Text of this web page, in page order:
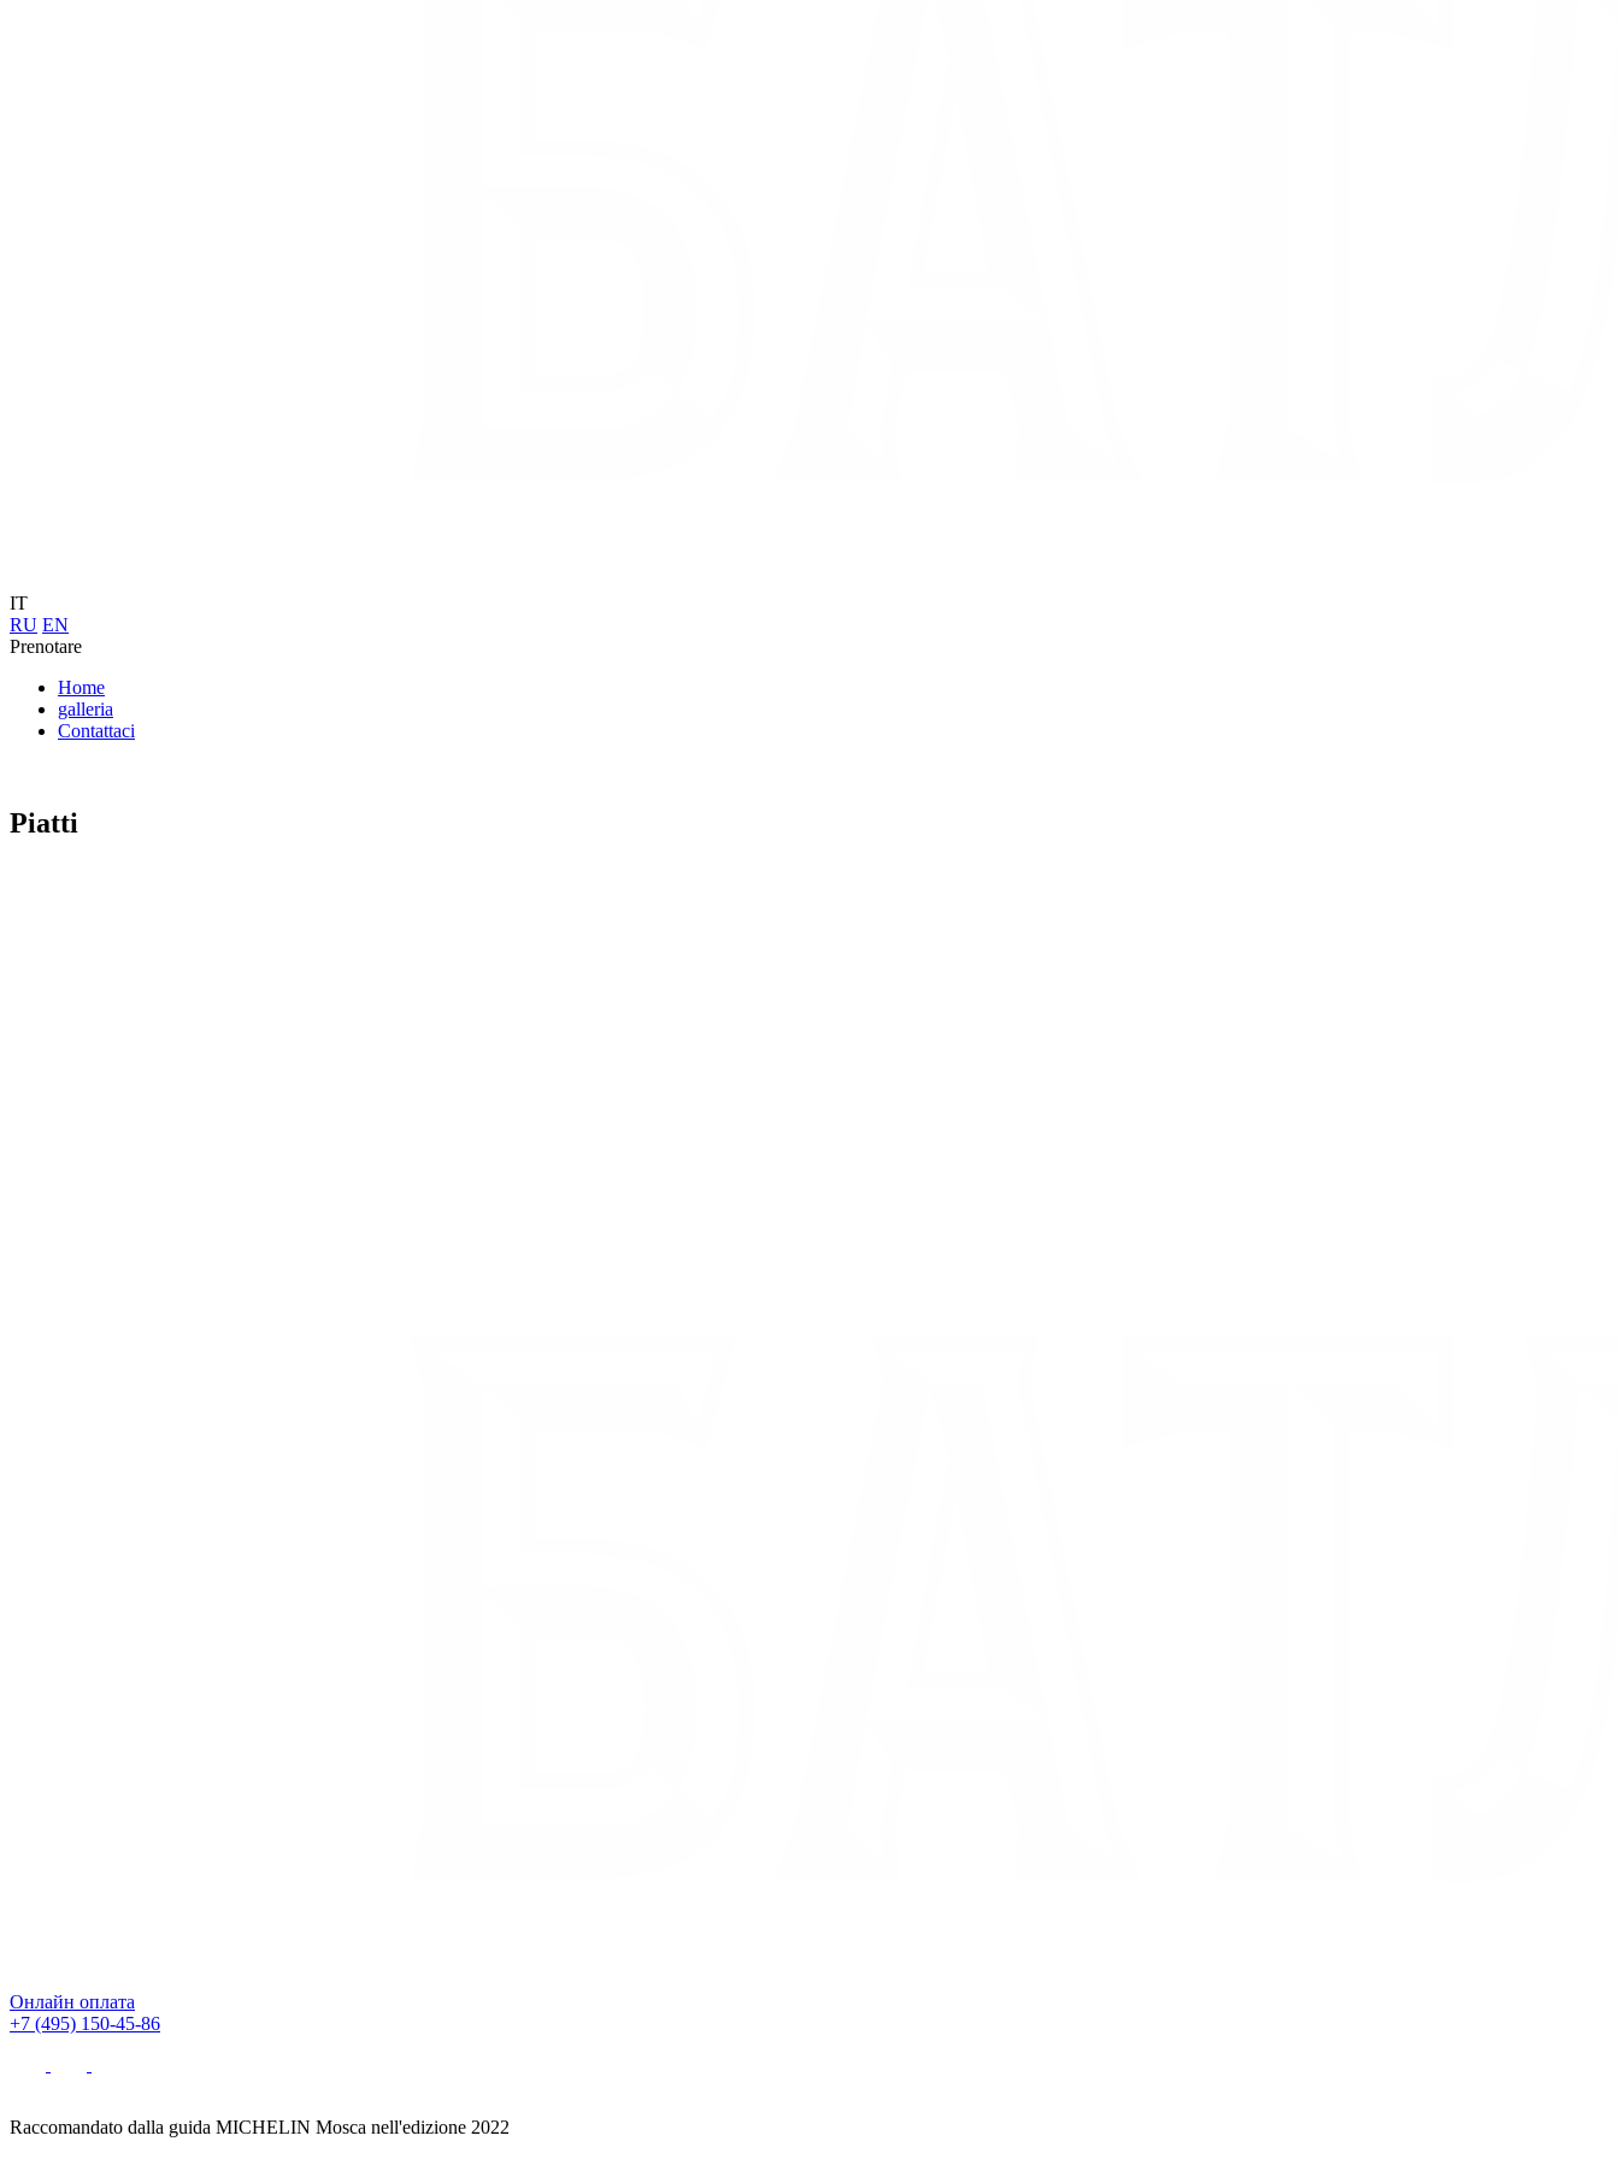
IT
RU EN
Prenotare
Home
galleria
Contattaci
Piatti
Онлайн оплата
+7 (495) 150-45-86
Raccomandato dalla guida MICHELIN Mosca nell'edizione 2022